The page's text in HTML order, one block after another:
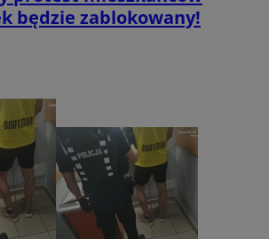
będzie zablokowany!